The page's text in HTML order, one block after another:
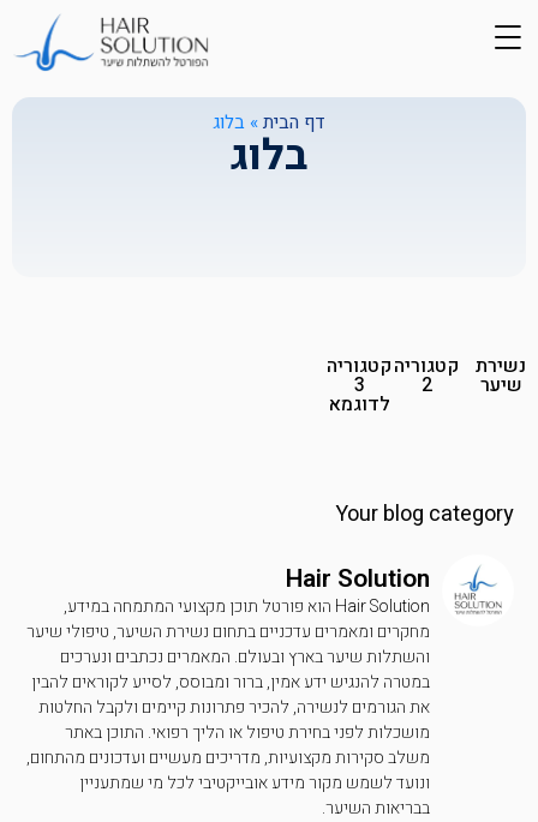
דף הבית» בלוג
בלוג
נשירת
שיער
קטגוריה
2
קטגוריה
3
לדוגמא
Your blog category
Hair Solution
Hair Solution הוא פורטל תוכן מקצועי המתמחה במידע,
מחקרים ומאמרים עדכניים בתחום נשירת השיער, טיפולי שיער
והשתלות שיער בארץ ובעולם. המאמרים נכתבים ונערכים
במטרה להנגיש ידע אמין, ברור ומבוסס, לסייע לקוראים להבין
את הגורמים לנשירה, להכיר פתרונות קיימים ולקבל החלטות
מושכלות לפני בחירת טיפול או הליך רפואי. התוכן באתר
משלב סקירות מקצועיות, מדריכים מעשיים ועדכונים מהתחום,
ונועד לשמש מקור מידע אובייקטיבי לכל מי שמתעניין
בבריאות השיער.